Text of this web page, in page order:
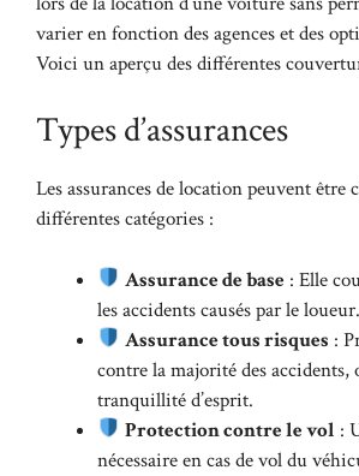
varier en fonction des agences et des
Voici un aperçu des différentes
Types d’assurances
Les assurances de location peuvent être
différentes catégories :
Assurance de base : Elle
les accidents causés par le loueur.
Assurance tous risques :
contre la majorité des
tranquillité d’esprit.
Protection contre le vol :
nécessaire en cas de vol du